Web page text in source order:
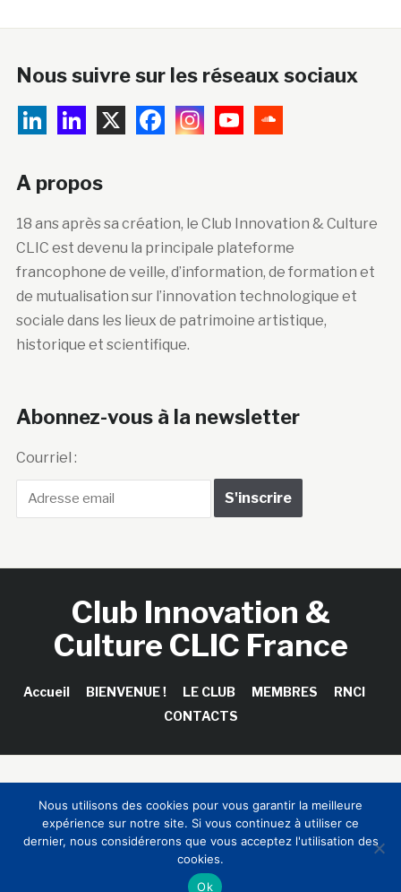
Nous suivre sur les réseaux sociaux
A propos
18 ans après sa création, le Club Innovation & Culture
CLIC est devenu la principale plateforme
francophone de veille, d’information, de formation et
de mutualisation sur l’innovation technologique et
sociale dans les lieux de patrimoine artistique,
historique et scientifique.
Abonnez-vous à la newsletter
Courriel :
Club Innovation &
Culture CLIC France
Accueil BIENVENUE ! LE CLUB MEMBRES
RNCI
CONTACTS
Sinapses Conseils
Nous utilisons des cookies pour vous garantir la meilleure
expérience sur notre site. Si vous continuez à utiliser ce
dernier, nous considérerons que vous acceptez l'utilisation des
cookies.
Ok